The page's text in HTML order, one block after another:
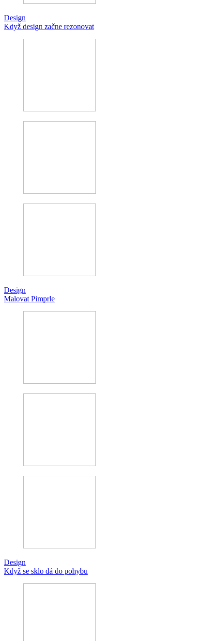
Design
Když design začne rezonovat
Design
Malovat Pimprle
Design
Když se sklo dá do pohybu